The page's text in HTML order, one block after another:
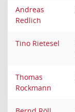
Andreas
Redlich
Tino Rietesel
Thomas
Rockmann